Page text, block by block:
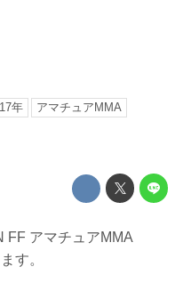
年
アマチュアMMA
FF アマチュアMMA
す。